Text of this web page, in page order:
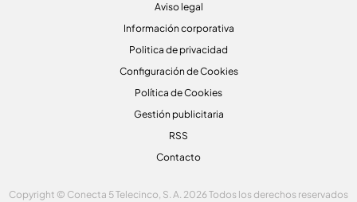
Aviso legal
Información corporativa
Politica de privacidad
Configuración de Cookies
Política de Cookies
Gestión publicitaria
RSS
Contacto
Copyright © Conecta 5 Telecinco, S. A. 2026 Todos los derechos reservados